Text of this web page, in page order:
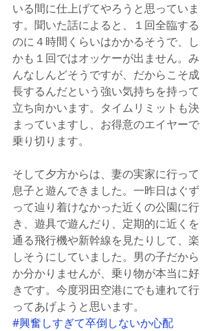
いる間に仕上げてやろうと思っていま
す。聞いた話によると、１回全臨する
のに４時間くらいはかかるそうで、し
かも１回ではオッケーが出ません。み
んなしんどそうですが、だからこそ成
長するんだという強い気持ちを持って
立ち向かいます。タイムリミットも決
まっていますし、お得意のエイヤーで
乗り切ります。
そして夕方からは、妻の実家に行って
息子と遊んできました。一昨日はぐず
って辿り着けなかった近くの公園に行
き、遊具で遊んだり、定期的に近くを
通る飛行機や新幹線を見たりして、楽
しそうにしていました。男の子だから
か分かりませんが、乗り物が本当に好
きです。今度羽田空港にでも連れて行
ってあげようと思います。
#興奮しすぎて卒倒しないか心配